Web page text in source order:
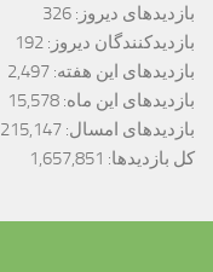
بازدیدهای دیروز: 326
بازدیدکنندگان دیروز: 192
بازدیدهای این هفته: 2,497
بازدیدهای این ماه: 15,578
بازدیدهای امسال: 215,147
کل بازدیدها: 1,657,851